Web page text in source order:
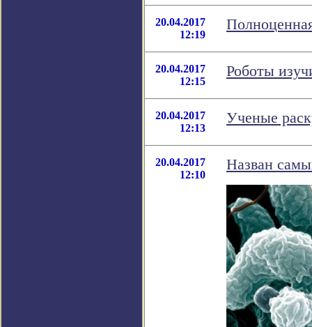
20.04.2017
12:19
20.04.2017
12:15
Роботы
20.04.2017
12:13
Ученые
20.04.2017
12:10
Назван